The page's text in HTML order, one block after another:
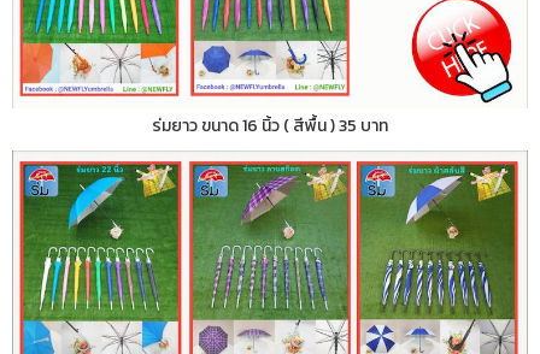
ร่มยาว ขนาด 16 นิ้ว ( สีพื้น ) 35 บาท